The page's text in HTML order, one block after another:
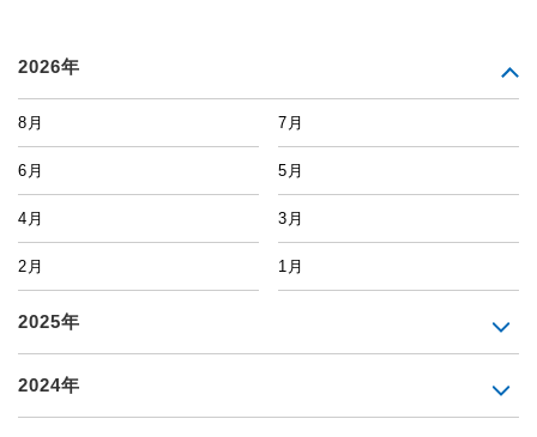
2026年
8月 7月
6月 5月
4月 3月
2月 1月
2025年
2024年